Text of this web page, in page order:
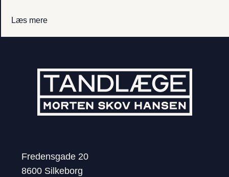
Læs mere
Fredensgade 20
8600 Silkeborg